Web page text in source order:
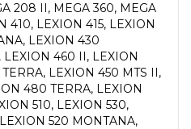
208 II, MEGA 360, MEGA
410, LEXION 415, LEXION
LEXION 430
460 II, LEXION
LEXION 450 MTS II,
480 TERRA, LEXION
510, LEXION 530,
520 MONTANA,